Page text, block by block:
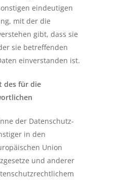
eindeutigen
mit der die
gibt, dass sie
sie betreffenden
einverstanden ist.
des für die
der Datenschutz-
in den
Union
und anderer